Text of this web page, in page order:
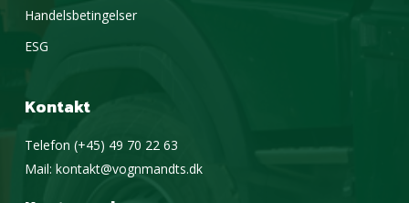
Handelsbetingelser
ESG
Kontakt
Telefon (+45) 49 70 22 63
Mail: kontakt@vognmandts.dk